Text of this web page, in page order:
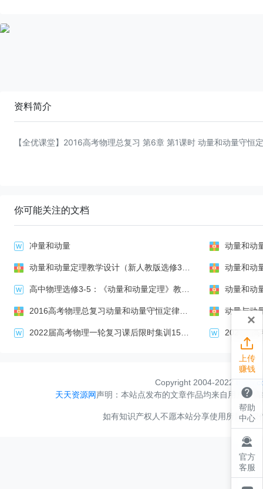
资料简介
【全优课堂】2016高考物理总复习 第6章 第1课时 动量和动量守恒
你可能关注的文档
冲量和动量 动量和动
动量和动量定理教学设计（新人教版选修3-5） 动量和动
高中物理选修3-5：《动量和动量定理》教学设计 动量和动量
2016高考物理总复习动量和动量守恒定律课时检测（有解析） 动量与动量
2022届高考物理一轮复习课后限时集训15动量和动量定理含解析新人教版 2022年高考物
Copyright 2004-2022
天天资源网声明：本站点发布的文章作品均来自用户投
如有知识产权人不愿本站分享使用所属产
×

上传
赚钱

帮助
中心

官方
客服